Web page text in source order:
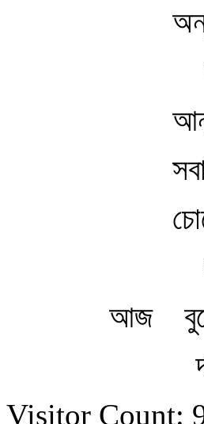
আজ
Visitor Count: